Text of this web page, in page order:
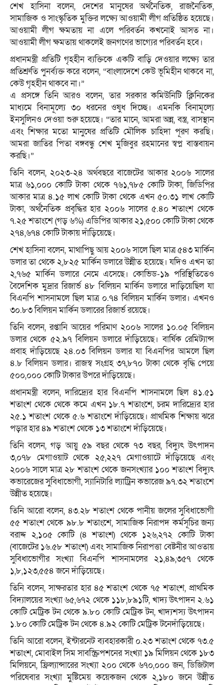
শেখ হাসিনা বলেন, দেশের মানুষের অর্থনৈতিক, রাজনৈতিক,
সামাজিক ও সাংস্কৃতিক মুক্তির লক্ষ্যে আওয়ামী লীগ প্রতিষ্ঠিত হয়েছে।
আওয়ামী লীগ ক্ষমতায় না এলে পরিবর্তন কখনোই আসত না।
আওয়ামী লীগ ক্ষমতায় থাকলেই জনগণের ভাগ্যের পরিবর্তন হবে।
প্রধানমন্ত্রী প্রতিটি গৃহহীন ব্যক্তিকে একটি বাড়ি দেওয়ার লক্ষ্যে তার
প্রতিশ্রুতি পুনর্ব্যক্ত করে বলেন, “বাংলাদেশে কেউ ভূমিহীন থাকবে না,
কেউ গৃহহীন থাকবে না।”
এ প্রসঙ্গে তিনি আরও বলেন, তার সরকার কমিউনিটি ক্লিনিকের
মাধ্যমে বিনামূল্যে ৩০ ধরনের ওষুধ দিচ্ছে। এমনকি বিনামূল্যে
ইনসুলিনও দেওয়া শুরু হয়েছে। “তার মানে, আমরা অন্ন, বস্ত্র, বাসস্থান
এবং শিক্ষার মতো মানুষের প্রতিটি মৌলিক চাহিদা পূরণ করছি।
আমরা জাতির পিতা বঙ্গবন্ধু শেখ মুজিবুর রহমানের স্বপ্ন বাস্তবায়ন
করছি।”
তিনি বলেন, ২০২৩-২৪ অর্থবছরে বাজেটের আকার ২০০৬ সালের
মাত্র ৬১,০০০ কোটি টাকা থেকে ৭৬১,৭৮৫ কোটি টাকা, জিডিপির
আকার মাত্র ৪.১৫ লাখ কোটি টাকা থেকে এখন ৫০.৩১ লাখ কোটি
টাকা, অর্থনৈতিক প্রবৃদ্ধির হার ২০০৬ সালের ৫.৪০ শতাংশ থেকে
৭.২৫ শতাংশে (গড় ৬%) এডিপির আকার ২১,৫০০ কোটি টাকা থেকে
২৭৪,৬৭৪ কোটি টাকায় দাঁড়িয়েছে।
শেখ হাসিনা বলেন, মাথাপিছু আয় ২০০৬ সালে ছিল মাত্র ৫৪৩ মার্কিন
ডলার তা থেকে ২,৮২৫ মার্কিন ডলারে উন্নীত হয়েছে। যদিও এখন তা
২,৭৬৫ মার্কিন ডলারে নেমে এসেছে। কোভিড-১৯ পরিস্থিতিতেও
বৈদেশিক মুদ্রার রিজার্ভ ৪৮ বিলিয়ন মার্কিন ডলারে দাড়িয়েছিল যা
বিএনপি শাসনামলে ছিল মাত্র ০.৭৪ বিলিয়ন মার্কিন ডলার। এখনও
৩০.৮৩ বিলিয়ন মার্কিন ডলারের রিজার্ভ রয়েছে।
তিনি বলেন, রপ্তানি আয়ের পরিমাণ ২০০৬ সালের ১০.০৫ বিলিয়ন
ডলার থেকে ৫২.৯৭ বিলিয়ন ডলারে দাঁড়িয়েছে। বার্ষিক রেমিট্যান্স
প্রবাহ দাঁড়িয়েছে ২৪.০৩ বিলিয়ন ডলার যা বিএনপির আমলে ছিল
৪.৮ বিলিয়ন ডলার। রাজস্ব সংগ্রহ ৩৭,৮৭০ টাকা থেকে বৃদ্ধি পেয়ে
৫০০,০০০ কোটি টাকার উপরে দাঁড়িয়েছে।
প্রধানমন্ত্রী বলেন, দারিদ্র্যের হার বিএনপি শাসনামলে ছিল ৪১.৫১
শতাংশ থেকে থেকে কমে এখন ১৮.৭ শতাংশে, চরম দারিদ্র্যের হার
২৫.১ শতাংশ থেকে ৫.৬ শতাংশে দাঁড়িয়েছে। প্রাথমিক শিক্ষায় ঝরে
পড়ার হার ৪৯ শতাংশ থেকে ১৩ শতাংশে দাঁড়িয়েছে।
তিনি বলেন, গড় আয়ু ৫৯ বছর থেকে ৭৩ বছর, বিদ্যুৎ উৎপাদন
৩,০৭৮ মেগাওয়াট থেকে ২৫,২২৭ মেগাওয়াটে দাঁড়িয়েছে এবং
২০০৬ সালে মাত্র ২৮ শতাংশ থেকে জনসংখ্যার ১০০ শতাংশ বিদ্যুৎ
কভারেজের সুবিধাভোগী, স্যানিটারি ল্যাট্রিন কভারেজ ৯৭.৩২ শতাংশে
উন্নীত হয়েছে।
তিনি আরো বলেন, ৪৩.২৮ শতাংশ থেকে পানীয় জলের সুবিধাভোগী
৫৫ শতাংশ থেকে ৯৮.৮ শতাংশে, সামাজিক নিরাপদ কর্মসূচির জন্য
বরাদ্দ ২,১০৫ কোটি (৪ শতাংশ) থেকে ১২৬,২৭২ কোটি টাকা
(বাজেটের ১৬.৫৮ শতাংশ) এবং সামাজিক নিরাপত্তা বেষ্টনীর আওতায়
সুবিধাভোগীর সংখ্যা বিএনপি শাসনামলের ২১,৪৯,৩৫৭ থেকে
১,৮,১২৩,৫৫৪ জনে দাঁড়িয়েছে।
তিনি বলেন, সাক্ষরতার হার ৪৫ শতাংশ থেকে ৭৫ শতাংশ, প্রাথমিক
বিদ্যালয়ের সংখ্যা ৬৫,৬৭২ থেকে ১১৮,৮৯১টি, খাদ্য উৎপাদন ২.৬১
কোটি মেট্রিক টন থেকে ৯.৮০ কোটি মেট্রিক টন, খাদ্যশস্য উৎপাদন
১.৮০ কোটি মেট্রিক টন থেকে ৪.৯২ কোটি মেট্রিক টনেদাঁড়িয়েছে।
তিনি আরো বলেন, ইন্টারনেট ব্যবহারকারী ০.২৩ শতাংশ থেকে ৭৩.৫
শতাংশ, মোবাইল সিম সাবস্ক্রিপশনের সংখ্যা ১৯ মিলিয়ন থেকে ১৮৩
মিলিয়নে, ফ্রিল্যান্সারের সংখ্যা ২০০ থেকে ৬৭০,০০০ জন, ডিজিটাল
পরিষেবার সংখ্যা মুষ্টিমেয় কয়েকজন থেকে ২,১৮০ জনে উন্নীত